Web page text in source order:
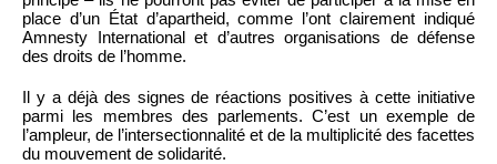
place d’un État d’apartheid, comme l’ont clairement indiqué
Amnesty International et d’autres organisations de défense
des droits de l’homme.
Il y a déjà des signes de réactions positives à cette initiative
parmi les membres des parlements. C’est un exemple de
l’ampleur, de l’intersectionnalité et de la multiplicité des facettes
du mouvement de solidarité.